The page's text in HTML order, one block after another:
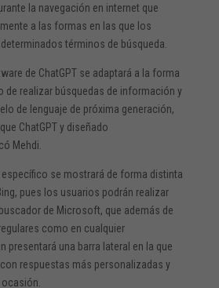
la navegación en internet que
a las formas en las que los
términos de búsqueda.
de ChatGPT se adaptará a la forma
de realizar búsquedas de información y
de lenguaje de próxima generación,
ChatGPT y diseñado
Mehdi.
se mostrará de forma distinta
pues los usuarios podrán realizar
de Microsoft, que además de
como en cualquier
presentará una barra lateral en la que
respuestas más personalizadas y